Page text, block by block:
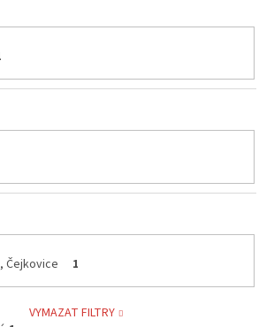
Čejkovice 1
VYMAZAT FILTRY